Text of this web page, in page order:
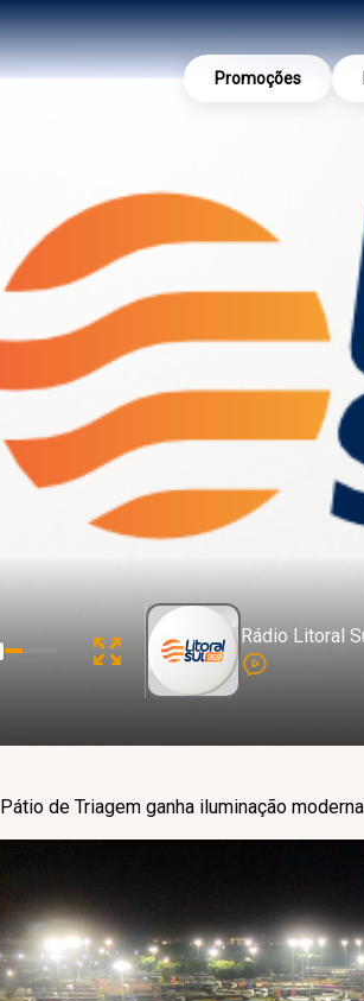
Promoções
Rádio Litoral
Pátio de Triagem ganha iluminação